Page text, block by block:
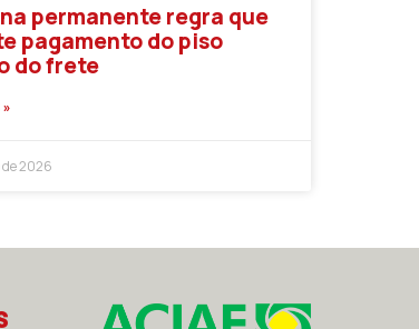
permanente regra que
pagamento do piso
do frete
»
de 2026